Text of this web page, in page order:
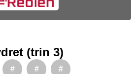
(trin 3)
# # #